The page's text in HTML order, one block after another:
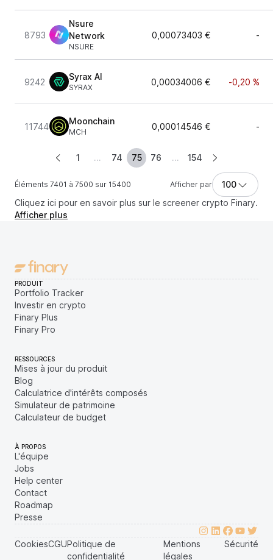
8793
Nsure
Network
NSURE
0,00073403 € -
9242
Syrax AI
SYRAX
0,00034006 € -0,20 %
11744
Moonchain
MCH
0,00014546 € -
Éléments 7401 à 7500 sur 15400
1 ... 74 75 76 ... 154
Afficher par
100
Cliquez ici pour en savoir plus sur le screener crypto Finary.
Afficher plus
PRODUIT
Portfolio Tracker
Investir en crypto
Finary Plus
Finary Pro
RESSOURCES
Mises à jour du produit
Blog
Calculatrice d'intérêts composés
Simulateur de patrimoine
Calculateur de budget
À PROPOS
L'équipe
Jobs
Help center
Contact
Roadmap
Presse
CookiesCGUPolitique de
confidentialité
Mentions
légales
Sécurité